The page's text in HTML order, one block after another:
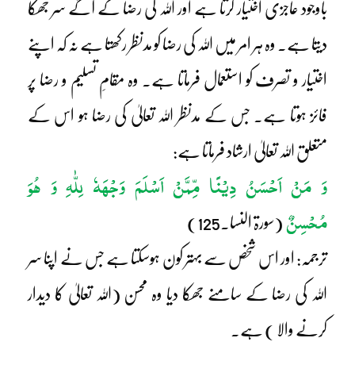
باوجود عاجزی اختیار کرتا ہے اور اللہ کی رضا کے آگے سر جھکا
دیتا ہے۔ وہ ہر امر میں اللہ کی رضا کو مدنظر رکھتا ہے نہ کہ اپنے
اختیار و تصرف کو استعمال فرماتا ہے۔ وہ مقامِ تسلیم و رضا پر
فائز ہوتا ہے۔ جس کے مدنظر اللہ تعالیٰ کی رضا ہو اس کے
متعلق اللہ تعالیٰ ارشاد فرماتا ہے:
وَ مَنْ اَحْسَنُ دِیْنًا مِّمَّنْ اَسْلَمَ وَجْھَہٗ لِلّٰہِ وَ ھُوَ
مُحْسِنٌ (سورۃ النسا۔125)
ترجمہ: اور اس شخص سے بہتر کون ہوسکتا ہے جس نے اپنا سر
اللہ کی رضا کے سامنے جھکا دیا وہ محسن (اللہ تعالیٰ کا دیدار
کرنے والا ) ہے۔